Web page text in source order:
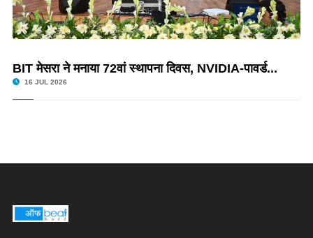
BIT मेसरा ने मनाया 72वां स्थापना दिवस, NVIDIA-पावर्ड...
16 JUL 2026